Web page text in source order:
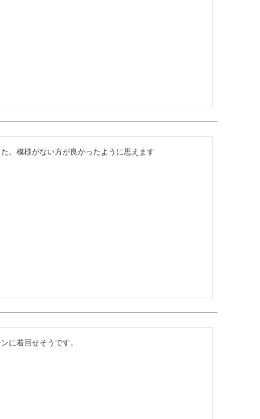
。模様がない方が良かったように思えます
に着回せそうです。